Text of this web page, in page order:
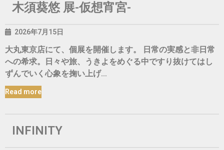
木須葵悠 展-仮想宵宮-
2026年7月15日
大丸東京店にて、個展を開催します。 日常の実感と非日常
への希求。日々や旅、うきよをめぐる中ですり抜けてはし
ずんでいく心象を掬い上げ…
Read more
INFINITY